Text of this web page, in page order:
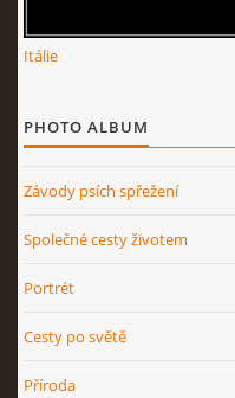
Itálie
PHOTO ALBUM
Závody psích spřežení
Společné cesty životem
Portrét
Cesty po světě
Příroda